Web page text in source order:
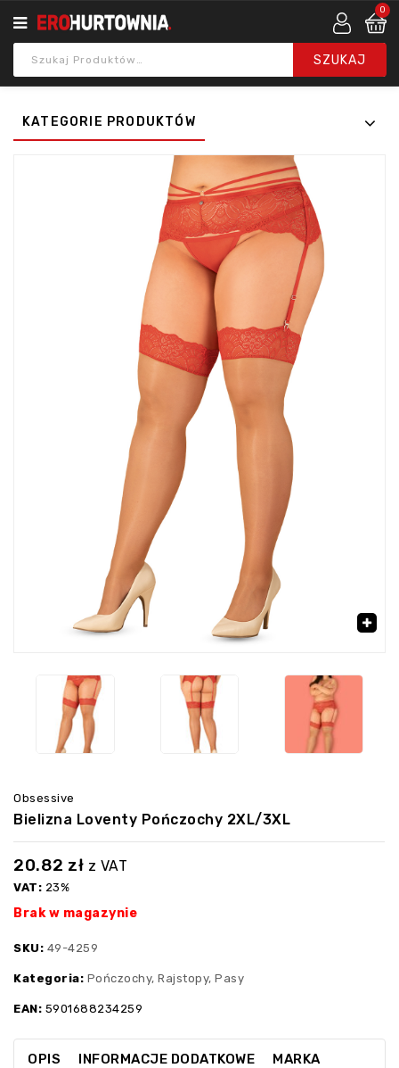
0
KATEGORIE PRODUKTÓW
Obsessive
Bielizna Loventy Pończochy 2XL/3XL
20.82 zł z VAT
VAT: 23%
Brak w magazynie
SKU: 49-4259
Kategoria: Pończochy, Rajstopy, Pasy
EAN: 5901688234259
OPIS INFORMACJE DODATKOWE MARKA